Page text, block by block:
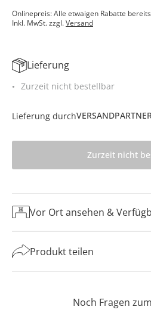
Onlinepreis: Alle etwaigen Rabatte
Inkl. MwSt. zzgl.Versand
Lieferung
Zurzeit nicht bestellbar
Lieferung durchVERSANDPARTNER
Zurzeit nicht
Vor Ort ansehen &
Produkt teilen
Noch Fragen